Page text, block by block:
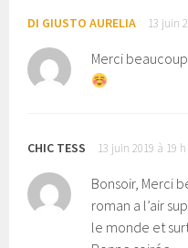
DI GIUSTO AURELIA 13 juin
Merci
CHIC TESS 13 juin 2019 à 19
Bonsoir, Merci
roman a l’air
le monde et